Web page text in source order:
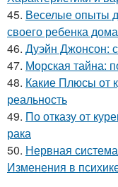
45. Веселые опыты
своего ребенка дома
46. Дуэйн Джонсон:
47. Морская тайна:
48. Какие Плюсы от
реальность
49. По отказу от
рака
50. Нервная
Изменения в